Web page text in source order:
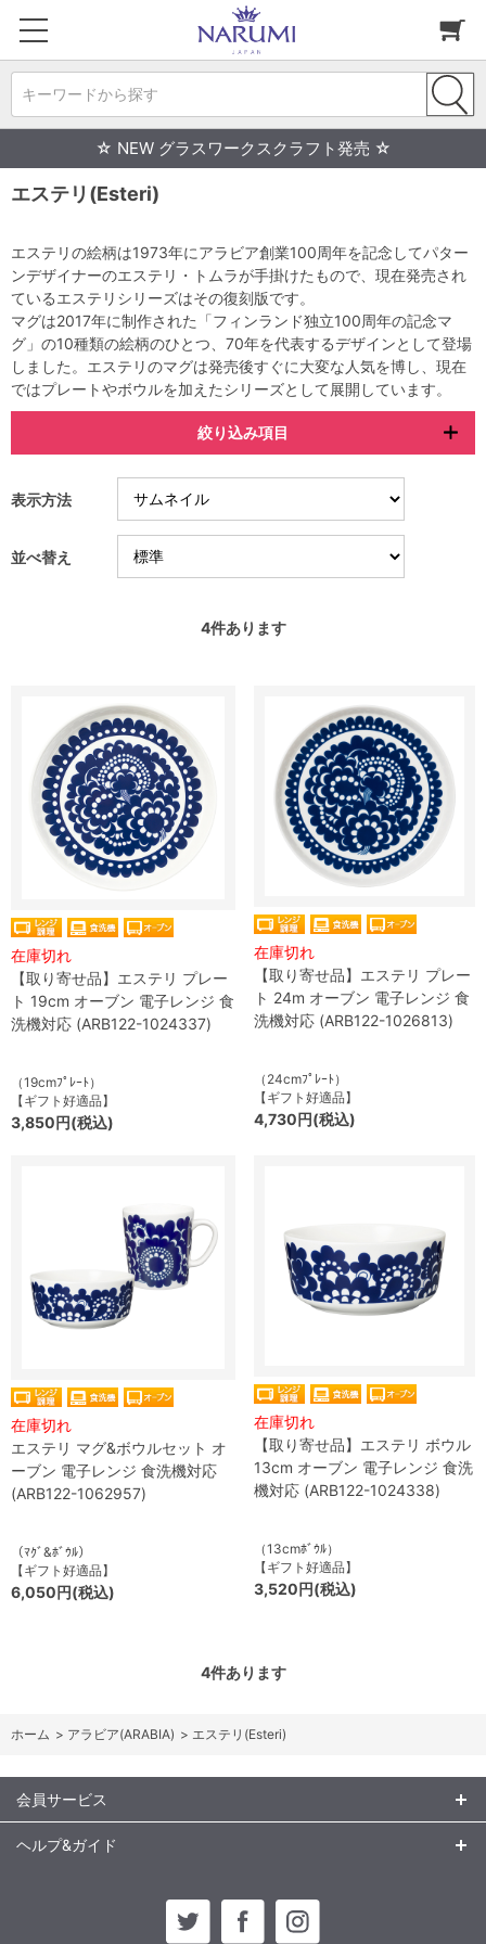
キーワードから探す
☆ NEW グラスワークスクラフト発売 ☆
エステリ(Esteri)
エステリの絵柄は1973年にアラビア創業100周年を記念してパター
ンデザイナーのエステリ・トムラが手掛けたもので、現在発売され
ているエステリシリーズはその復刻版です。
マグは2017年に制作された「フィンランド独立100周年の記念マ
グ」の10種類の絵柄のひとつ、70年を代表するデザインとして登場
しました。エステリのマグは発売後すぐに大変な人気を博し、現在
ではプレートやボウルを加えたシリーズとして展開しています。
絞り込み項目
表示方法
並べ替え
4件あります
在庫切れ
【取り寄せ品】エステリ プレー
ト 19cm オーブン 電子レンジ 食
洗機対応 (ARB122-1024337)
（19cmﾌﾟﾚｰﾄ）
【ギフト好適品】
3,850円(税込)
在庫切れ
【取り寄せ品】エステリ プレー
ト 24m オーブン 電子レンジ 食
洗機対応 (ARB122-1026813)
（24cmﾌﾟﾚｰﾄ）
【ギフト好適品】
4,730円(税込)
在庫切れ
エステリ マグ&ボウルセット オ
ーブン 電子レンジ 食洗機対応
(ARB122-1062957)
（ﾏｸﾞ&ﾎﾞｳﾙ）
【ギフト好適品】
6,050円(税込)
在庫切れ
【取り寄せ品】エステリ ボウル
13cm オーブン 電子レンジ 食洗
機対応 (ARB122-1024338)
（13cmﾎﾞｳﾙ）
【ギフト好適品】
3,520円(税込)
4件あります
ホーム > アラビア(ARABIA) > エステリ(Esteri)
会員サービス
ヘルプ&ガイド